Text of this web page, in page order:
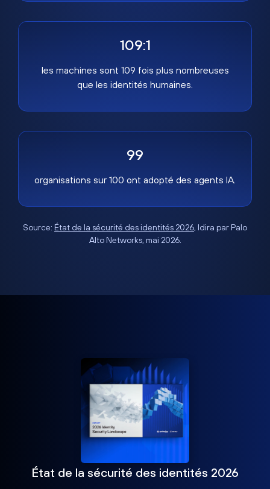
109:1
les machines sont 109 fois plus nombreuses
que les identités humaines.
99
organisations sur 100 ont adopté des agents IA.
Source: État de la sécurité des identités 2026, Idira par Palo
Alto Networks, mai 2026.
État de la sécurité des identités 2026